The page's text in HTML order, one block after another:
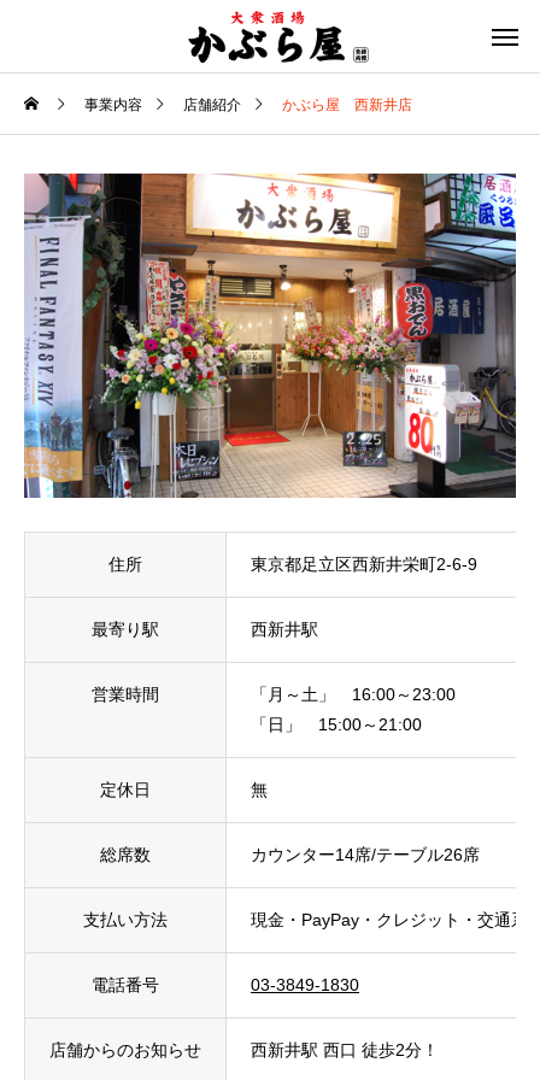
事業内容 店舗紹介 かぶら屋 西新井店
住所 東京都足立区西新井栄町2-6-9
最寄り駅 西新井駅
営業時間
「月～土」 16:00～23:00
「日」 15:00～21:00
定休日 無
総席数 カウンター14席/テーブル26席
支払い方法 現金・PayPay・クレジット・交通系
電話番号 03-3849-1830
店舗からのお知らせ 西新井駅 西口 徒歩2分！